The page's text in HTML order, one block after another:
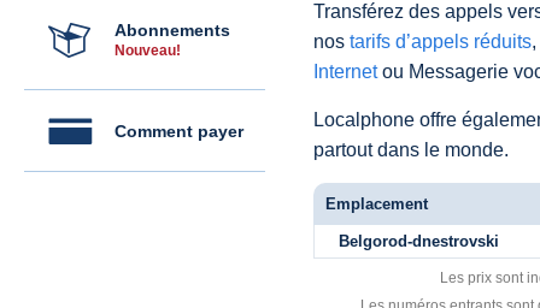
Abonnements
Nouveau!
Comment payer
Transférez des appels
nos tarifs d’appels réduits
Internetou Messagerie
Localphone offre
partout dans le monde.
Emplacement
Belgorod-dnestrovski
Les prix sont